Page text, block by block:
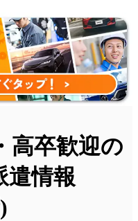
高卒歓迎の
遣情報